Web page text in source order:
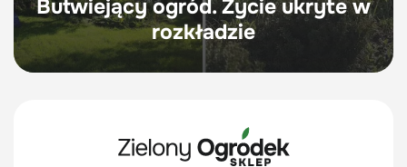
Butwiejący ogród. Życie ukryte w
rozkładzie